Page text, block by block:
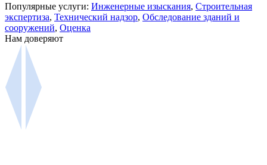
Популярные услуги: Инженерные изыскания, Строительная
экспертиза, Технический надзор, Обследование зданий и
сооружений, Оценка
Нам доверяют